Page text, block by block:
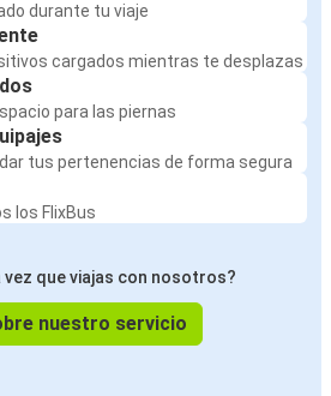
durante tu viaje
cargados mientras te desplazas
para las piernas
tus pertenencias de forma segura
los FlixBus
vez que viajas con nosotros?
nuestro servicio